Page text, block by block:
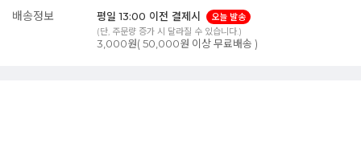
배송정보 평일 13:00 이전 결제시
오늘 발송
(단, 주문량 증가 시 달라질 수 있습니다.)
3,000원( 50,000원 이상 무료배송 )